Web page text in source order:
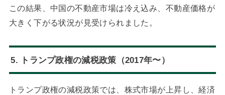
この結果、中国の不動産市場は冷え込み、不動産価格が
大きく下がる状況が見受けられました。
5. トランプ政権の減税政策（2017年〜）
トランプ政権の減税政策では、株式市場が上昇し、経済